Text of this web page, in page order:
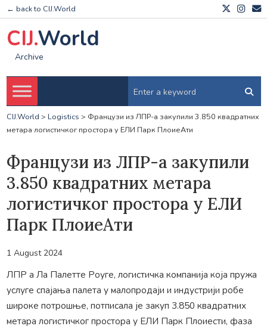
← back to CIJ.World
CIJ.World
Archive
CIJ.World > Logistics > Французи из ЛПР-а закупили 3.850 квадратних
метара логистичког простора у ЕЛИ Парк ПлоиеАти
Французи из ЛПР-а закупили
3.850 квадратних метара
логистичког простора у ЕЛИ
Парк ПлоиеАти
1 August 2024
ЛПР а Ла Палетте Роуге, логистичка компанија која пружа
услуге спајања палета у малопродаји и индустрији робе
широке потрошње, потписала је закуп 3.850 квадратних
метара логистичког простора у ЕЛИ Парк Плоиести, фаза